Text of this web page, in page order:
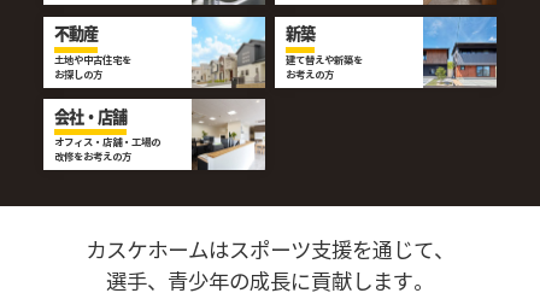
不動産
土地や中古住宅を
お探しの方
新築
建て替えや新築を
お考えの方
会社・店舗
オフィス・店舗・工場の
改修をお考えの方
カスケホームはスポーツ支援を通じて、
選手、青少年の成長に貢献します。